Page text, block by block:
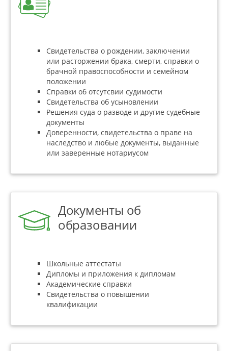
Свидетельства о рождении, заключении
или расторжении брака, смерти, справки о
брачной правоспособности и семейном
положении
Справки об отсутсвии судимости
Свидетельства об усыновлении
Решения суда о разводе и другие судебные
документы
Доверенности, свидетельства о праве на
наследство и любые документы, выданные
или заверенные нотариусом
Документы об
образовании
Школьные аттестаты
Дипломы и приложения к дипломам
Академические справки
Свидетельства о повышении
квалификации